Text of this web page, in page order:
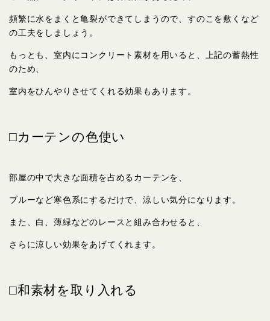
頻繁に水をまくと亀裂ができてしまうので、すのこを敷くなど
の工夫をしましょう。
もっとも、室内にコンクリート素材を用いると、上記の蓄熱性
のため、
室内をひんやりさせてくれる効果もあります。
□カーテンの色使い
部屋の中で大きな面積を占めるカーテンを、
ブルーなど寒色系にするだけで、涼しい気分になります。
また、白、薄緑などのレースと組み合わせると、
さらに涼しい効果をあげてくれます。
□和素材を取り入れる